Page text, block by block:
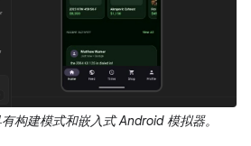
构建模式和嵌入式 Android 模拟器。